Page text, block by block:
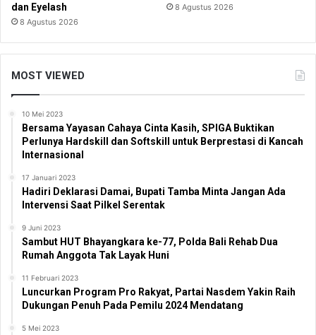
dan Eyelash
8 Agustus 2026
8 Agustus 2026
MOST VIEWED
10 Mei 2023
Bersama Yayasan Cahaya Cinta Kasih, SPIGA Buktikan
Perlunya Hardskill dan Softskill untuk Berprestasi di Kancah
Internasional
17 Januari 2023
Hadiri Deklarasi Damai, Bupati Tamba Minta Jangan Ada
Intervensi Saat Pilkel Serentak
9 Juni 2023
Sambut HUT Bhayangkara ke-77, Polda Bali Rehab Dua
Rumah Anggota Tak Layak Huni
11 Februari 2023
Luncurkan Program Pro Rakyat, Partai Nasdem Yakin Raih
Dukungan Penuh Pada Pemilu 2024 Mendatang
5 Mei 2023